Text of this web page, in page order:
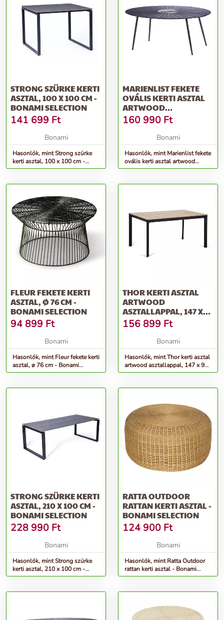
STRONG SZÜRKE KERTI
ASZTAL, 100 X 100 CM -
BONAMI SELECTION
141 699 Ft
Bonami
Hasonlók, mint Strong szürke
kerti asztal, 100 x 100 cm -
Bonami Selection
MARIENLIST FEKETE
OVÁLIS KERTI ASZTAL
ARTWOOD
ASZTALLAPPAL,
KÖZEPÉN KŐ
DEKORRAL, 90 X 147
SELECTION
160 990 Ft
Bonami
Hasonlók, mint Marienlist fekete
ovális kerti asztal artwood
asztallappal, közepén kő
Selection
FLEUR FEKETE KERTI
ASZTAL, Ø 76 CM -
BONAMI SELECTION
94 899 Ft
Bonami
Hasonlók, mint Fleur fekete kerti
asztal, ø 76 cm - Bonami
Selection
THOR KERTI ASZTAL
ARTWOOD
ASZTALLAPPAL, 147 X
90 CM - BONAMI
SELECTION
156 899 Ft
Bonami
Hasonlók, mint Thor kerti asztal
artwood asztallappal, 147 x 90
cm - Bonami Selection
STRONG SZÜRKE KERTI
ASZTAL, 210 X 100 CM -
BONAMI SELECTION
228 990 Ft
Bonami
Hasonlók, mint Strong szürke
kerti asztal, 210 x 100 cm -
Bonami Selection
RATTA OUTDOOR
RATTAN KERTI ASZTAL -
BONAMI SELECTION
124 900 Ft
Bonami
Hasonlók, mint Ratta Outdoor
rattan kerti asztal - Bonami
Selection